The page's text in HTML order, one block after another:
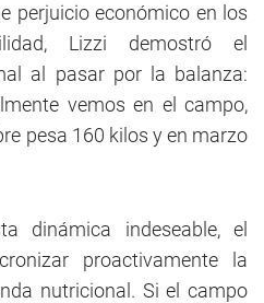
perjuicio económico en los
Lizzi demostró el
al pasar por la balanza:
vemos en el campo,
pesa 160 kilos y en marzo
dinámica indeseable, el
proactivamente la
nutricional. Si el campo